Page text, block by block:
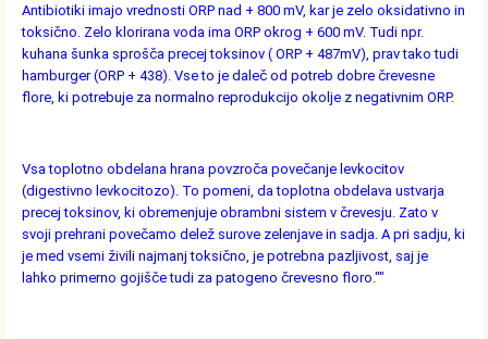
Antibiotiki imajo vrednosti ORP nad + 800 mV, kar je zelo oksidativno in
toksično. Zelo klorirana voda ima ORP okrog + 600 mV. Tudi npr.
kuhana šunka sprošča precej toksinov ( ORP + 487mV), prav tako tudi
hamburger (ORP + 438). Vse to je daleč od potreb dobre črevesne
flore, ki potrebuje za normalno reprodukcijo okolje z negativnim ORP.
Vsa toplotno obdelana hrana povzroča povečanje levkocitov
(digestivno levkocitozo). To pomeni, da toplotna obdelava ustvarja
precej toksinov, ki obremenjuje obrambni sistem v črevesju. Zato v
svoji prehrani povečamo delež surove zelenjave in sadja. A pri sadju, ki
je med vsemi živili najmanj toksično, je potrebna pazljivost, saj je
lahko primerno gojišče tudi za patogeno črevesno floro.""